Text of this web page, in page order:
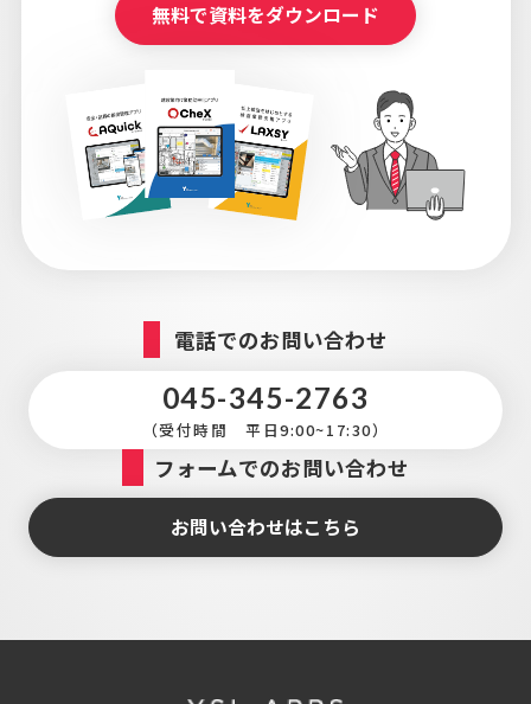
無料で資料をダウンロード
電話でのお問い合わせ
045-345-2763
（受付時間 平日9:00~17:30）
フォームでのお問い合わせ
お問い合わせはこちら